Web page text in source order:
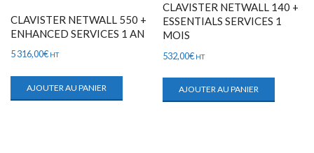
CLAVISTER NETWALL 550 +
ENHANCED SERVICES 1 AN
5 316,00€ HT
AJOUTER AU PANIER
CLAVISTER NETWALL 140 +
ESSENTIALS SERVICES 1
MOIS
532,00€ HT
AJOUTER AU PANIER